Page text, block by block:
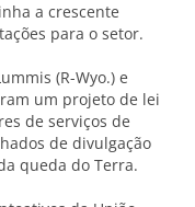
a crescente
para o setor.
(R-Wyo.) e
um projeto de lei
de serviços de
de divulgação
queda do Terra.